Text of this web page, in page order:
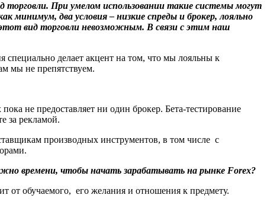
торговли. При умелом использовании такие системы могут
минимум, два условия – низкие спреды и брокер, лояльно
вид торговли невозможным. В связи с этим наш
делает акцент на том, что мы лояльны к
мы не препятствуем.
не предоставляет ни один брокер. Бета-тестирование
за рекламой.
производных инструментов, в том числе с
времени, чтобы начать зарабатывать на рынке Forex?
от обучаемого, его желания и отношения к предмету.